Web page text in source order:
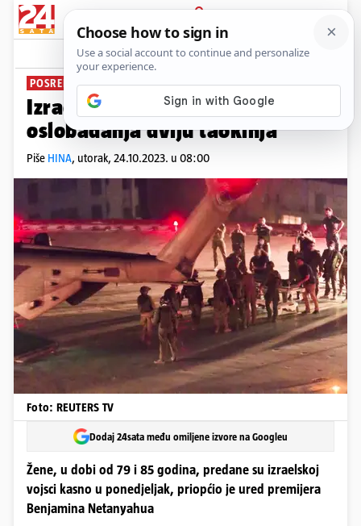
PRIJAVA
News Komentari
POSREDOVALI U SPAŠAVANJU
Izrael zahvalio Egiptu nakon
oslobađanja dviju taokinja
Piše HINA, utorak, 24.10.2023. u 08:00
Foto: REUTERS TV
Dodaj 24sata među omiljene izvore na Googleu
Žene, u dobi od 79 i 85 godina, predane su izraelskoj
vojsci kasno u ponedjeljak, priopćio je ured premijera
Benjamina Netanyahua